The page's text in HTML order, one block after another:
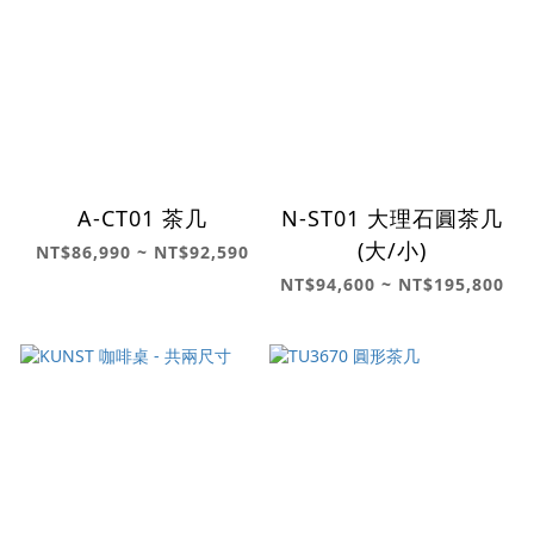
A-CT01 茶几
NT$86,990 ~ NT$92,590
N-ST01 大理石圓茶几
(大/小)
NT$94,600 ~ NT$195,800